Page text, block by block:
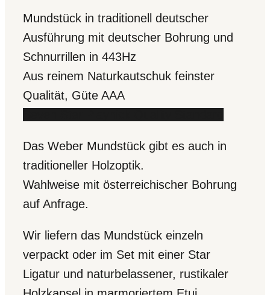
Mundstück in traditionell deutscher
Ausführung mit deutscher Bohrung und
Schnurrillen in 443Hz
Aus reinem Naturkautschuk feinster
Qualität, Güte AAA
Das Weber Mundstück gibt es auch in
traditioneller Holzoptik.
Wahlweise mit österreichischer Bohrung
auf Anfrage.
Wir liefern das Mundstück einzeln
verpackt oder im Set mit einer Star
Ligatur und naturbelassener, rustikaler